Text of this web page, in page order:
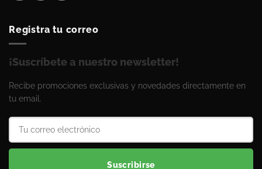
Registra tu correo
¡Suscríbete a nuestro newsletter!
Recibe promociones exclusivas y novedades directamente en
tu email.
Suscribirse